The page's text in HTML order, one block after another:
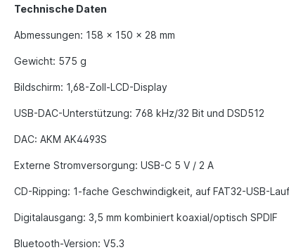
Technische Daten
Abmessungen: 158 x 150 x 28 mm
Gewicht: 575 g
Bildschirm: 1,68-Zoll-LCD-Display
USB-DAC-Unterstützung: 768 kHz/32 Bit und DSD512
DAC: AKM AK4493S
Externe Stromversorgung: USB-C 5 V / 2 A
CD-Ripping: 1-fache Geschwindigkeit, auf FAT32-USB-
Digitalausgang: 3,5 mm kombiniert koaxial/optisch SPDIF
Bluetooth-Version: V5.3